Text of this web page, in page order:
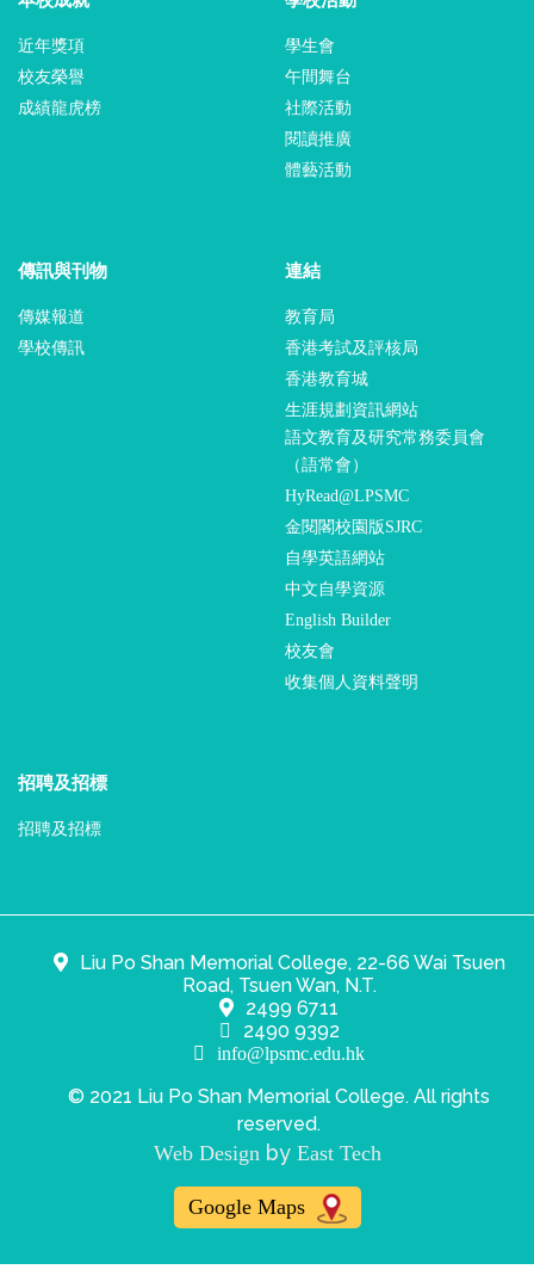
近年獎項
校友榮譽
成績龍虎榜
學生會
午間舞台
社際活動
閱讀推廣
體藝活動
傳訊與刊物
傳媒報道
學校傳訊
連結
教育局
香港考試及評核局
香港教育城
生涯規劃資訊網站
語文教育及研究常務委員會
（語常會）
HyRead@LPSMC
金閱閣校園版SJRC
自學英語網站
中文自學資源
English Builder
校友會
收集個人資料聲明
招聘及招標
招聘及招標
Liu Po Shan Memorial College, 22-66 Wai Tsuen
Road, Tsuen Wan, N.T.
2499 6711
2490 9392
info@lpsmc.edu.hk
© 2021 Liu Po Shan Memorial College. All rights
reserved.
Web Design by East Tech
Google Maps